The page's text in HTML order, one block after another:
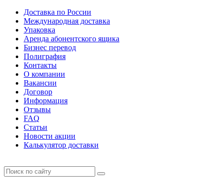
Доставка по России
Международная доставка
Упаковка
Аренда абонентского ящика
Бизнес перевод
Полиграфия
Контакты
О компании
Вакансии
Договор
Информация
Отзывы
FAQ
Статьи
Новости акции
Калькулятор доставки